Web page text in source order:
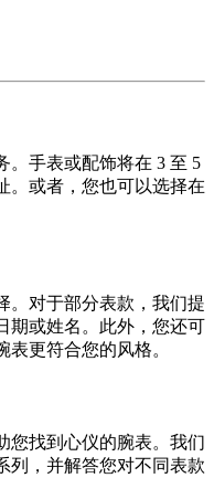
。手表或配饰将在 3 至 5
。或者，您也可以选择在
。对于部分表款，我们提
期或姓名。此外，您还可
更符合您的风格。
您找到心仪的腕表。我们
列，并解答您对不同表款